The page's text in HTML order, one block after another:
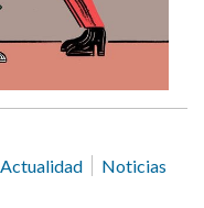
Actualidad
Noticias